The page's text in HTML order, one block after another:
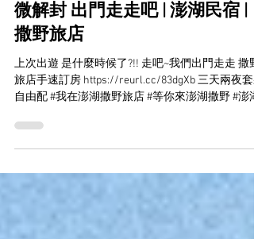
微解封 出門走走吧 | 澎湖民宿 |
撒野旅店
上次出遊 是什麼時候了?!! 走吧~我們出門走走 撒野
旅店手速訂房 https://reurl.cc/83dgXb 三天兩夜套
自由配 #我在澎湖撒野旅店 #等你來澎湖撒野 #澎湖
遊 #澎湖租車